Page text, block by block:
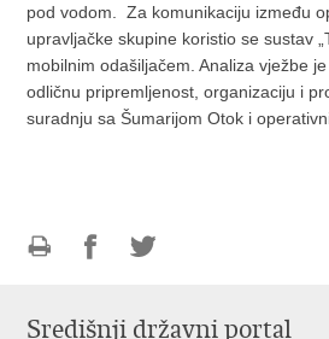
pod vodom. Za komunikaciju između
upravljačke skupine koristio se sustav
mobilnim odašiljačem. Analiza vježbe
odličnu pripremljenost, organizaciju i
suradnju sa Šumarijom Otok i
FacebookuTwitteru
Središnji državni portal